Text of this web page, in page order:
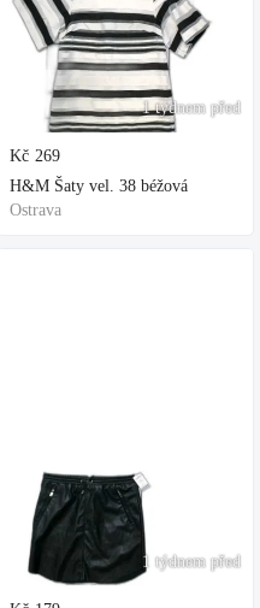
1 týdnem před
Kč 269
H&M Šaty vel. 38 béžová
Ostrava
1 týdnem před